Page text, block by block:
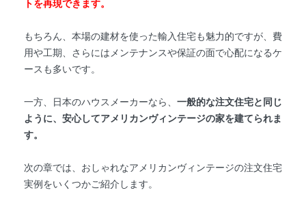
トを再現できます。
もちろん、本場の建材を使った輸入住宅も魅力的ですが、費
用や工期、さらにはメンテナンスや保証の面で心配になるケ
ースも多いです。
一方、日本のハウスメーカーなら、 一般的な注文住宅と同じ
ように、安心してアメリカンヴィンテージの家を建てられま
す。
次の章では、おしゃれなアメリカンヴィンテージの注文住宅
実例をいくつかご紹介します。